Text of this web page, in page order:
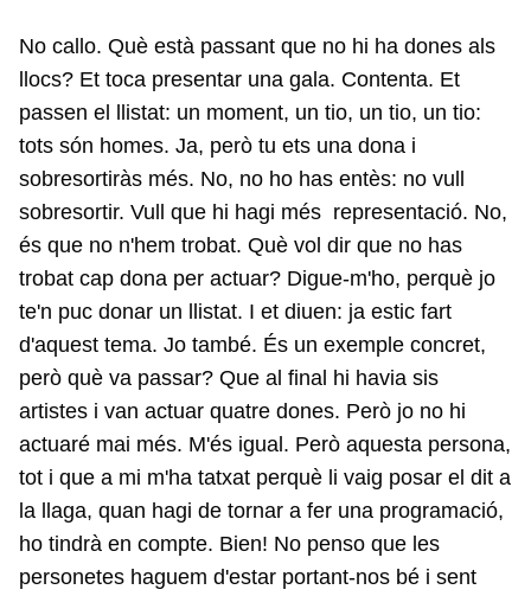
No callo. Què està passant que no hi ha dones als
llocs? Et toca presentar una gala. Contenta. Et
passen el llistat: un moment, un tio, un tio, un tio:
tots són homes. Ja, però tu ets una dona i
sobresortiràs més. No, no ho has entès: no vull
sobresortir. Vull que hi hagi més representació. No,
és que no n'hem trobat. Què vol dir que no has
trobat cap dona per actuar? Digue-m'ho, perquè jo
te'n puc donar un llistat. I et diuen: ja estic fart
d'aquest tema. Jo també. És un exemple concret,
però què va passar? Que al final hi havia sis
artistes i van actuar quatre dones. Però jo no hi
actuaré mai més. M'és igual. Però aquesta persona,
tot i que a mi m'ha tatxat perquè li vaig posar el dit a
la llaga, quan hagi de tornar a fer una programació,
ho tindrà en compte. Bien! No penso que les
personetes haguem d'estar portant-nos bé i sent